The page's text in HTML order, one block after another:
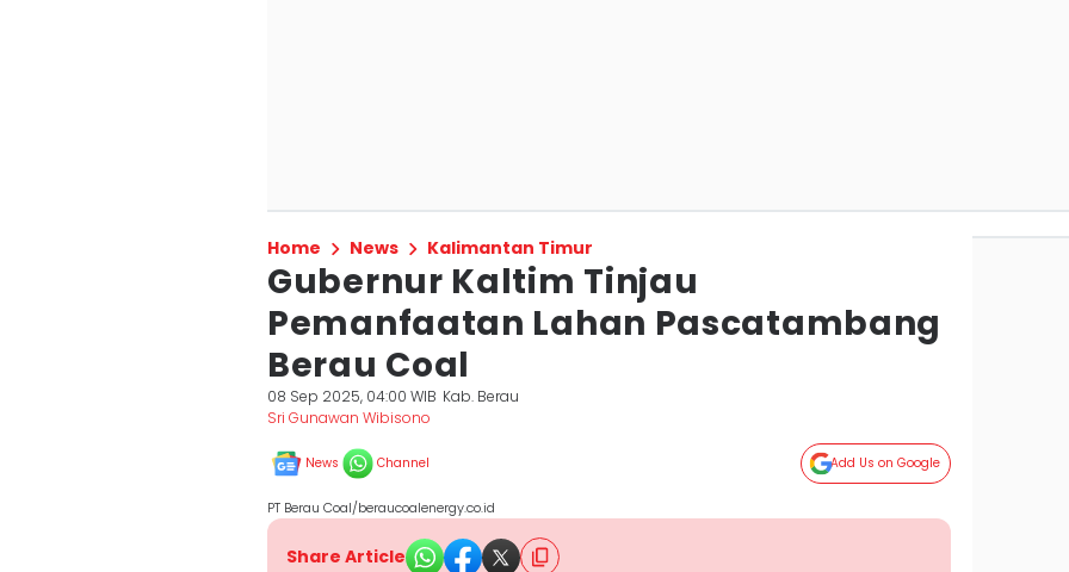
Home News Kalimantan Timur
Gubernur Kaltim Tinjau
Pemanfaatan Lahan Pascatambang
Berau Coal
08 Sep 2025, 04:00 WIB Kab. Berau
Sri Gunawan Wibisono
News Channel Add Us on Google
PT Berau Coal/beraucoalenergy.co.id
Share Article